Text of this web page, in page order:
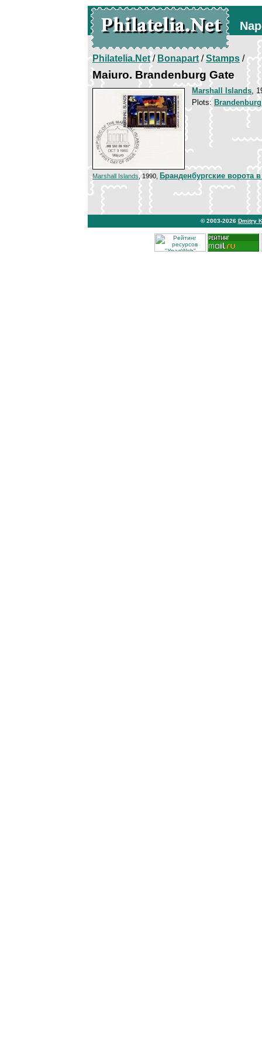
Philatelia.Net/Bonapart/Stamps /
Maiuro. Brandenburg Gate
Marshall Islands,
Plots:
Marshall Islands, 1990, Бранденбургские ворота
© 2003-2026 Dmitry